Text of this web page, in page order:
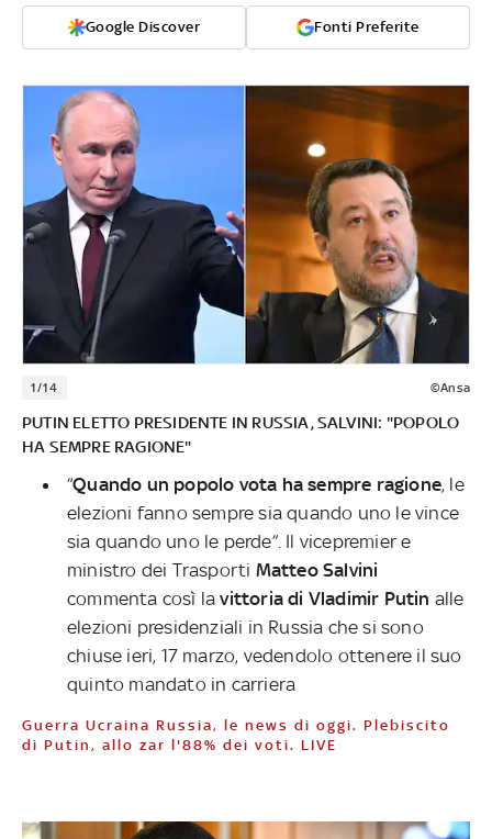
Google Discover Fonti Preferite
1/14 ©Ansa
PUTIN ELETTO PRESIDENTE IN RUSSIA, SALVINI: "POPOLO
HA SEMPRE RAGIONE"
“Quando un popolo vota ha sempre ragione, le
elezioni fanno sempre sia quando uno le vince
sia quando uno le perde”. Il vicepremier e
ministro dei Trasporti Matteo Salvini
commenta così la vittoria di Vladimir Putin alle
elezioni presidenziali in Russia che si sono
chiuse ieri, 17 marzo, vedendolo ottenere il suo
quinto mandato in carriera
Guerra Ucraina Russia, le news di oggi. Plebiscito
di Putin, allo zar l'88% dei voti. LIVE